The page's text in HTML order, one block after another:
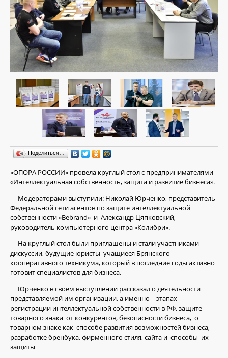
Поделиться…
«ОПОРА РОССИИ» провела круглый стол с предпринимателями
«Интеллектуальная собственность, защита и развитие бизнеса».
Модераторами выступили: Николай Юрченко, представитель
Федеральной сети агентов по защите интеллектуальной
собственности «Bebrand» и Александр Цяпковский,
руководитель компьютерного центра «Колибри».
На круглый стол были приглашены и стали участниками
дискуссии, будущие юристы учащиеся Брянского
кооперативного техникума, который в последние годы активно
готовит специалистов для бизнеса.
Юрченко в своем выступлении рассказал о деятельности
представляемой им организации, а именно - этапах
регистрации интеллектуальной собственности в РФ, защите
товарного знака от конкурентов, безопасности бизнеса, о
товарном знаке как способе развития возможностей бизнеса,
разработке бренбука, фирменного стиля, сайта и способы их
защиты